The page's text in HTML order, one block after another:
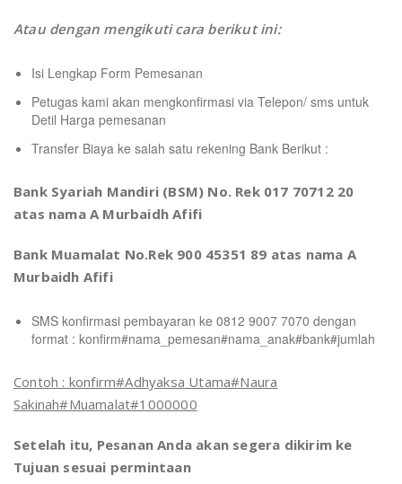
Atau dengan mengikuti cara berikut ini:
Isi Lengkap Form Pemesanan
Petugas kami akan mengkonfirmasi via Telepon/ sms untuk
Detil Harga pemesanan
Transfer Biaya ke salah satu rekening Bank Berikut :
Bank Syariah Mandiri (BSM) No. Rek 017 70712 20
atas nama A Murbaidh Afifi
Bank Muamalat No.Rek 900 45351 89 atas nama A
Murbaidh Afifi
SMS konfirmasi pembayaran ke 0812 9007 7070 dengan
format : konfirm#nama_pemesan#nama_anak#bank#jumlah
Contoh : konfirm#Adhyaksa Utama#Naura
Sakinah#Muamalat#1000000
Setelah itu, Pesanan Anda akan segera dikirim ke
Tujuan sesuai permintaan